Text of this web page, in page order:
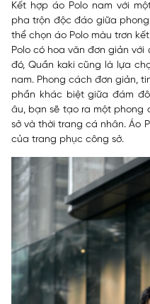
Kết hợp áo Polo nam với
pha trộn độc đáo giữa
thể chọn áo Polo màu trơn
Polo có hoa văn đơn giản với
đó, Quần kaki cũng là lựa
nam. Phong cách đơn giản,
phần khác biệt giữa đám
âu, bạn sẽ tạo ra một phong
sở và thời trang cá nhân. Áo
của trang phục công sở.